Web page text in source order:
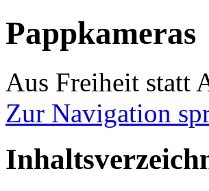
Pappkameras
Aus Freiheit statt
Zur Navigation